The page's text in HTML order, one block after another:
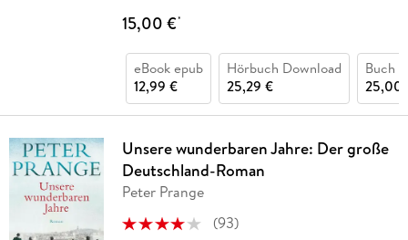
15,00 €*
eBook epub
12,99 €
Hörbuch Download
25,29 €
Buch
25,00
Unsere wunderbaren Jahre: Der große
Deutschland-Roman
Peter Prange
(93)